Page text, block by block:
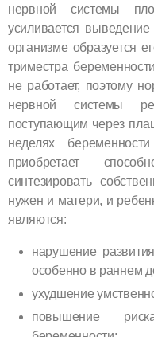
нервной системы
усиливается
организме образуется
триместра
не работает, поэтому
нервной системы
поступающим через
неделях
приобретает
синтезировать
нужен и матери, и
являются:
нарушение
особенно в раннем
ухудшение
повышение